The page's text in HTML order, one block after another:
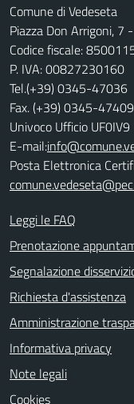
Comune di Vedeseta
Piazza Don Arrigoni, 7
Codice fiscale:
P. IVA: 00827230160
Tel.(+39) 0345-47036
Fax. (+39) 0345-47409
Univoco Ufficio UF0IV9
E-mail:
Posta Elettronica
Leggi le FAQ
Prenotazione
Segnalazione
Richiesta d'assistenza
Amministrazione
Informativa privacy
Note legali
Cookies